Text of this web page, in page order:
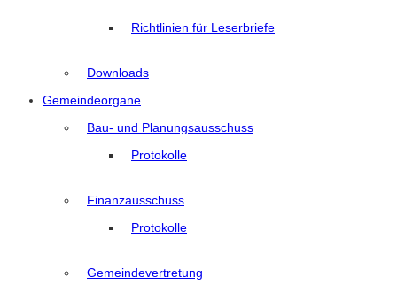
Richtlinien für Leserbriefe
Downloads
Gemeindeorgane
Bau- und Planungsausschuss
Protokolle
Finanzausschuss
Protokolle
Gemeindevertretung